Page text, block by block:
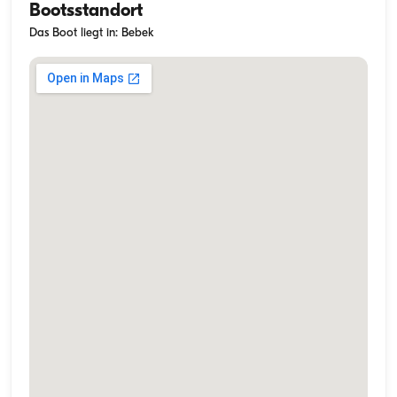
Bootsstandort
Das Boot liegt in: Bebek